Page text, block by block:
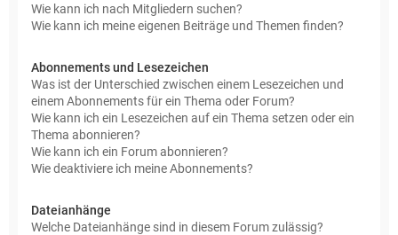
Wie kann ich nach Mitgliedern suchen?
Wie kann ich meine eigenen Beiträge und Themen finden?
Abonnements und Lesezeichen
Was ist der Unterschied zwischen einem Lesezeichen und
einem Abonnements für ein Thema oder Forum?
Wie kann ich ein Lesezeichen auf ein Thema setzen oder ein
Thema abonnieren?
Wie kann ich ein Forum abonnieren?
Wie deaktiviere ich meine Abonnements?
Dateianhänge
Welche Dateianhänge sind in diesem Forum zulässig?